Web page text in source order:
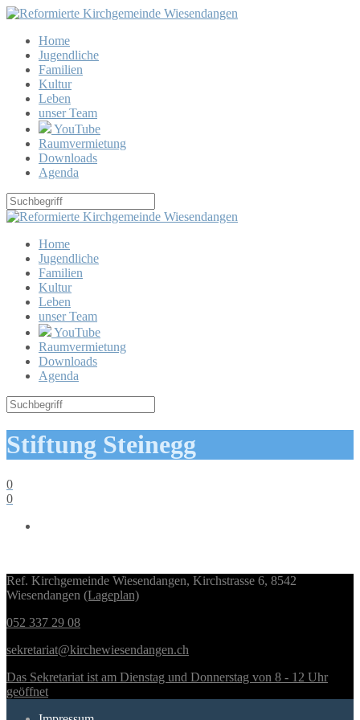
Home
Jugendliche
Familien
Kultur
Leben
unser Team
YouTube
Raumvermietung
Downloads
Agenda
Home
Jugendliche
Familien
Kultur
Leben
unser Team
YouTube
Raumvermietung
Downloads
Agenda
Stiftung Steinegg
0
0
Ref. Kirchgemeinde Wiesendangen, Kirchstrasse 6, 8542
Wiesendangen (Lageplan)
052 337 29 08
sekretariat@kirchewiesendangen.ch
Das Sekretariat ist am Dienstag und Donnerstag von 8 - 12 Uhr
geöffnet